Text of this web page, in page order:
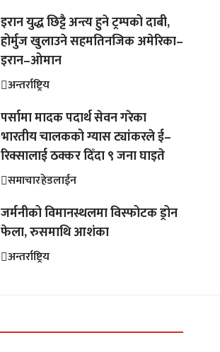
इरान युद्ध छिट्टै अन्त्य हुने ट्रम्पको दाबी,
होर्मुज खुलाउने सहमतिनजिक अमेरिका–
इरान–ओमान
अन्तर्राष्ट्रिय
पर्सामा मादक पदार्थ सेवन गरेका
भारतीय चालकको ग्यास ट्यांकरले ई–
रिक्सालाई ठक्कर दिँदा ९ जना घाइते
समाचारहेडलाईन
जर्मनीको विमानस्थलमा विस्फोटक ड्रोन
फेला, रुसमाथि आशंका
अन्तर्राष्ट्रिय